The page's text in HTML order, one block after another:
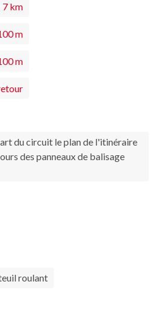
7 km
m
m
du circuit le plan de l'itinéraire
des panneaux de balisage
roulant